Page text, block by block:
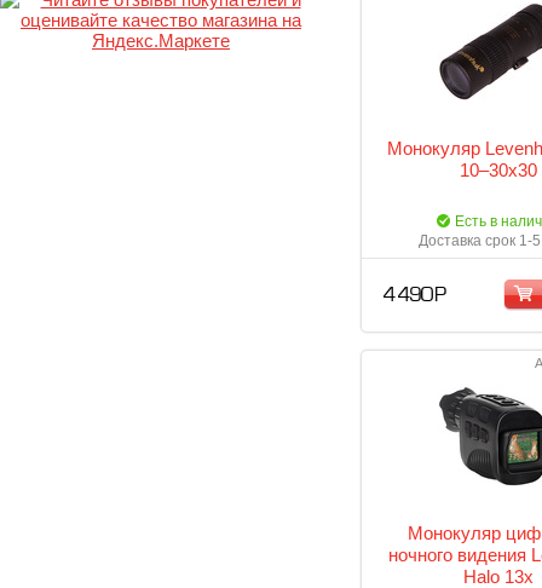
Монокуляр
10–30х30
Есть в
Доставка срок 1-
4 490 Р
Монокуляр
ночного видения
Halo 13x